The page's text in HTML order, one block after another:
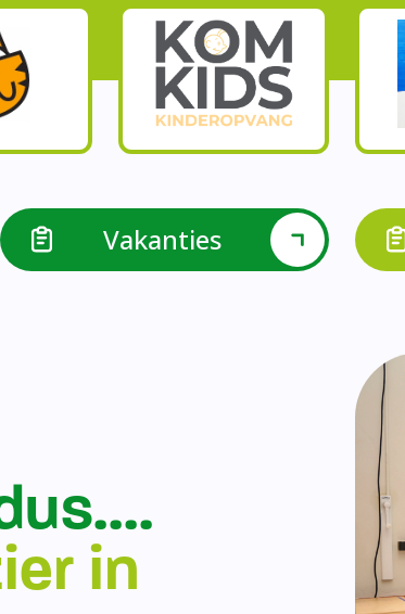
school krijgen leerlingen met een
werken leerkrachten samen in
Op onze school
werken leraarondersteuners met
Op onze school is er een